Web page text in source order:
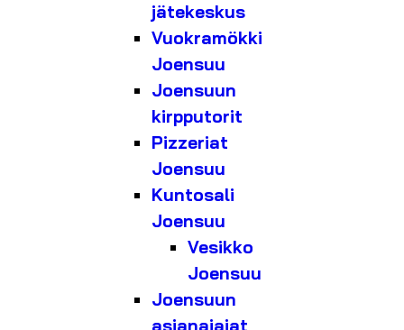
jätekeskus
Vuokramökki
Joensuu
Joensuun
kirpputorit
Pizzeriat
Joensuu
Kuntosali
Joensuu
Vesikko
Joensuu
Joensuun
asianajajat